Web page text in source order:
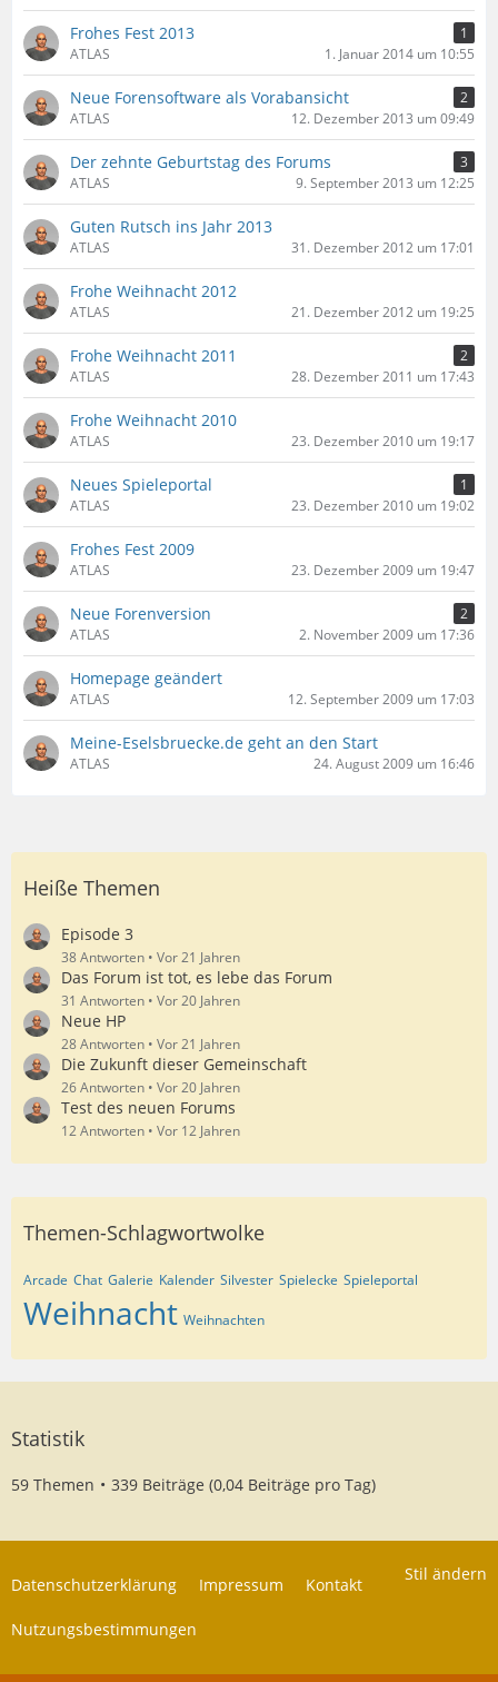
Frohes Fest 2013
1
ATLAS
1. Januar 2014 um 10:55
Neue Forensoftware als Vorabansicht
2
ATLAS
12. Dezember 2013 um 09:49
Der zehnte Geburtstag des Forums
3
ATLAS
9. September 2013 um 12:25
Guten Rutsch ins Jahr 2013
ATLAS 31. Dezember 2012 um 17:01
Frohe Weihnacht 2012
ATLAS 21. Dezember 2012 um 19:25
Frohe Weihnacht 2011
2
ATLAS
28. Dezember 2011 um 17:43
Frohe Weihnacht 2010
ATLAS 23. Dezember 2010 um 19:17
Neues Spieleportal
1
ATLAS
23. Dezember 2010 um 19:02
Frohes Fest 2009
ATLAS 23. Dezember 2009 um 19:47
Neue Forenversion
2
ATLAS
2. November 2009 um 17:36
Homepage geändert
ATLAS 12. September 2009 um 17:03
Meine-Eselsbruecke.de geht an den Start
ATLAS 24. August 2009 um 16:46
Heiße Themen
Episode 3
38 Antworten Vor 21 Jahren
Das Forum ist tot, es lebe das Forum
31 Antworten Vor 20 Jahren
Neue HP
28 Antworten Vor 21 Jahren
Die Zukunft dieser Gemeinschaft
26 Antworten Vor 20 Jahren
Test des neuen Forums
12 Antworten Vor 12 Jahren
Themen-Schlagwortwolke
Arcade Chat Galerie Kalender Silvester Spielecke Spieleportal
Weihnacht Weihnachten
Statistik
59 Themen 339 Beiträge (0,04 Beiträge pro Tag)
Stil ändern
Datenschutzerklärung Impressum Kontakt
Nutzungsbestimmungen